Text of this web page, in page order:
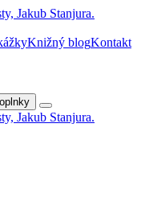
Knižný blogKontakt